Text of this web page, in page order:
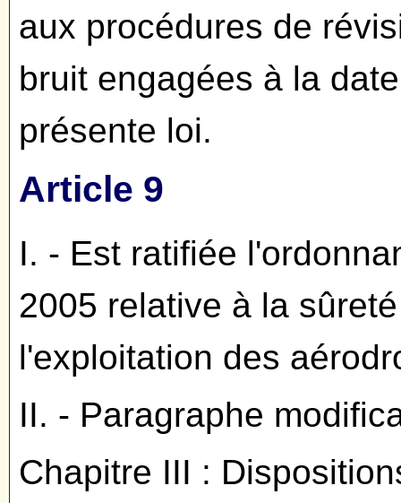
aux procédures de
bruit engagées à la
présente loi.
Article 9
I. - Est ratifiée
2005 relative à la
l'exploitation des
II. - Paragraphe
Chapitre III :